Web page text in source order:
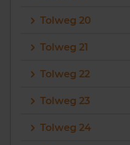
Tolweg 20
Tolweg 21
Tolweg 22
Tolweg 23
Tolweg 24